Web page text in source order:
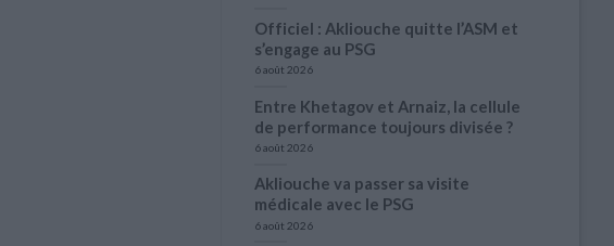
Officiel : Akliouche quitte l’ASM et
s’engage au PSG
6 août 2026
Entre Khetagov et Arnaiz, la cellule
de performance toujours divisée ?
6 août 2026
Akliouche va passer sa visite
médicale avec le PSG
6 août 2026